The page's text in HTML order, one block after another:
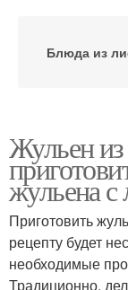
Блюда из
Жульен из
жульена
Приготовить
рецепту будет
необходимые
Традиционно,